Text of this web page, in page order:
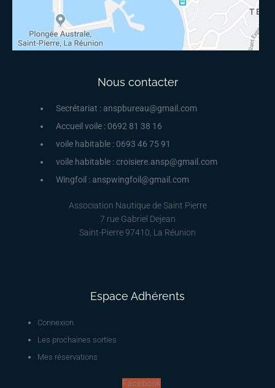
Nous contacter
Secrétariat : anspbureau@gmail.com
Accueil voile : 0692 81 38 16
voile habitable : 0693 46 75 91
voile habitable : croisiere.ansp@gmail.com
Wingfoil : anspwingfoil@gmail.com
Association Nautique de Saint Pierre
7 rue Gabriel Dejean
Saint-Pierre 97410, La Réunion
Espace Adhérents
Connexion
Les prochaines sorties
Mes réservations
Facebook